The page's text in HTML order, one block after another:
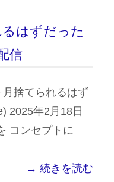
はずだった
信
捨てられるはず
2025年2月18日
コンセプトに
→ 続きを読む